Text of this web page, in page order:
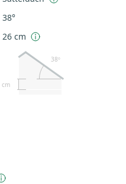
38°
26 cm
cm
38º